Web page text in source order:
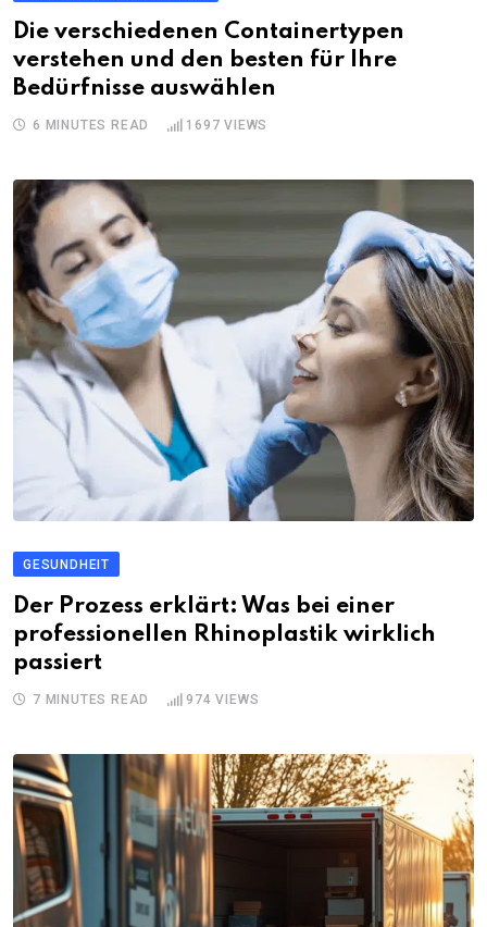
Die verschiedenen Containertypen
verstehen und den besten für Ihre
Bedürfnisse auswählen
6 MINUTES READ 1697 VIEWS
GESUNDHEIT
Der Prozess erklärt: Was bei einer
professionellen Rhinoplastik wirklich
passiert
7 MINUTES READ 974 VIEWS